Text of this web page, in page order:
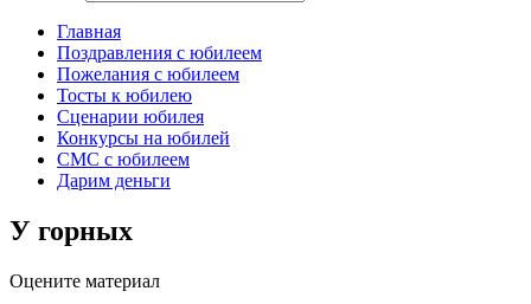
Главная
Поздравления с юбилеем
Пожелания с юбилеем
Тосты к юбилею
Сценарии юбилея
Конкурсы на юбилей
СМС с юбилеем
Дарим деньги
У горных
Оцените материал